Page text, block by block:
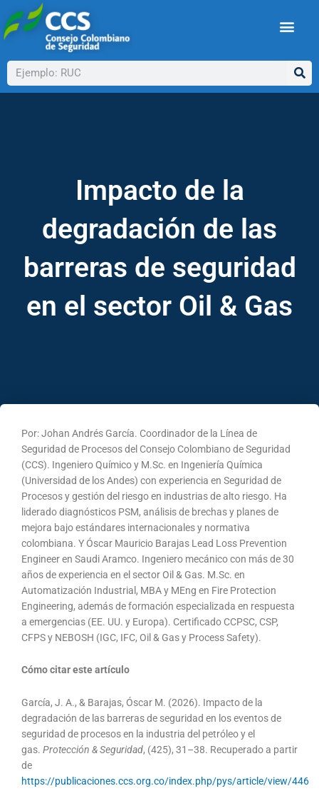
al
contenido
Buscar
Impacto de la
degradación de las
barreras de seguridad
en el sector Oil & Gas
Por: Johan Andrés García. Coordinador de la Línea de
Seguridad de Procesos del Consejo Colombiano de Seguridad
(CCS). Ingeniero Químico y M.Sc. en Ingeniería Química
(Universidad de los Andes) con experiencia en Seguridad de
Procesos y gestión del riesgo en industrias de alto riesgo. Ha
liderado diagnósticos PSM, análisis de brechas y planes de
mejora bajo estándares internacionales y normativa
colombiana. Y Óscar Mauricio Barajas Lead Loss Prevention
Engineer en Saudi Aramco. Ingeniero mecánico con más de 30
años de experiencia en el sector Oil & Gas. M.Sc. en
Automatización Industrial, MBA y MEng en Fire Protection
Engineering, además de formación especializada en respuesta
a emergencias (EE. UU. y Europa). Certificado CCPSC, CSP,
CFPS y NEBOSH (IGC, IFC, Oil & Gas y Process Safety).
Cómo citar este artículo
García, J. A., & Barajas, Óscar M. (2026). Impacto de la
degradación de las barreras de seguridad en los eventos de
seguridad de procesos en la industria del petróleo y el
gas. Protección & Seguridad, (425), 31–38. Recuperado a partir
de
https://publicaciones.ccs.org.co/index.php/pys/article/view/446